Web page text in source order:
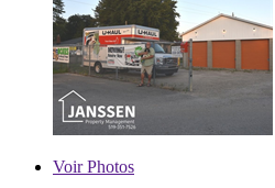
VoirPhotos